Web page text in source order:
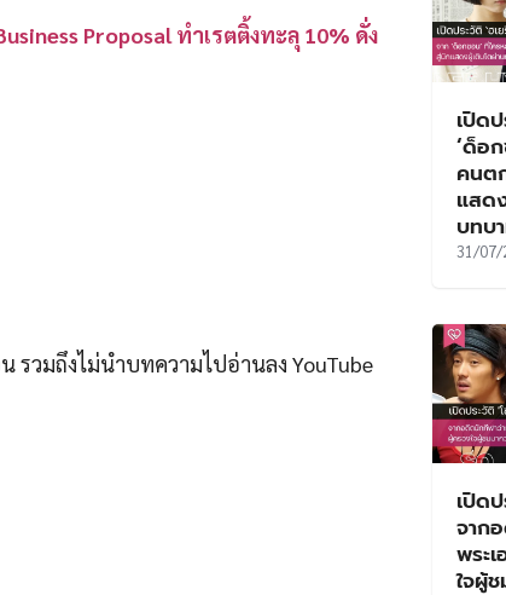
Proposal ทำเรตติ้งทะลุ 10% ดั่ง
วมถึงไม่นำบทความไปอ่านลง YouTube
เปิด
‘ด็อ
คนต
แสด
บทบ
31/07/
เปิด
จาก
พระ
ใจผู้